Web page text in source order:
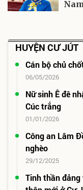
HUYỆN CƯ JÚT
Cán bộ chủ
06/05/2026
Nữ sinh Ê đê
Cúc trắng
01/01/2026
Công an Lâm
nghèo
29/12/2025
Tinh thần